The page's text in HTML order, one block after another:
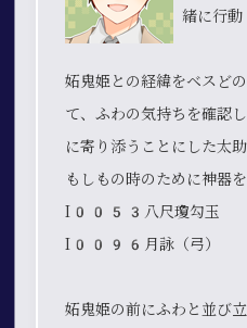
緒に行動
妬鬼姫との経緯をベスど
て、ふわの気持ちを確認
に寄り添うことにした太助
もしもの時のために神器
I0053八尺瓊勾玉
I0096月詠（弓）
妬鬼姫の前にふわと並び